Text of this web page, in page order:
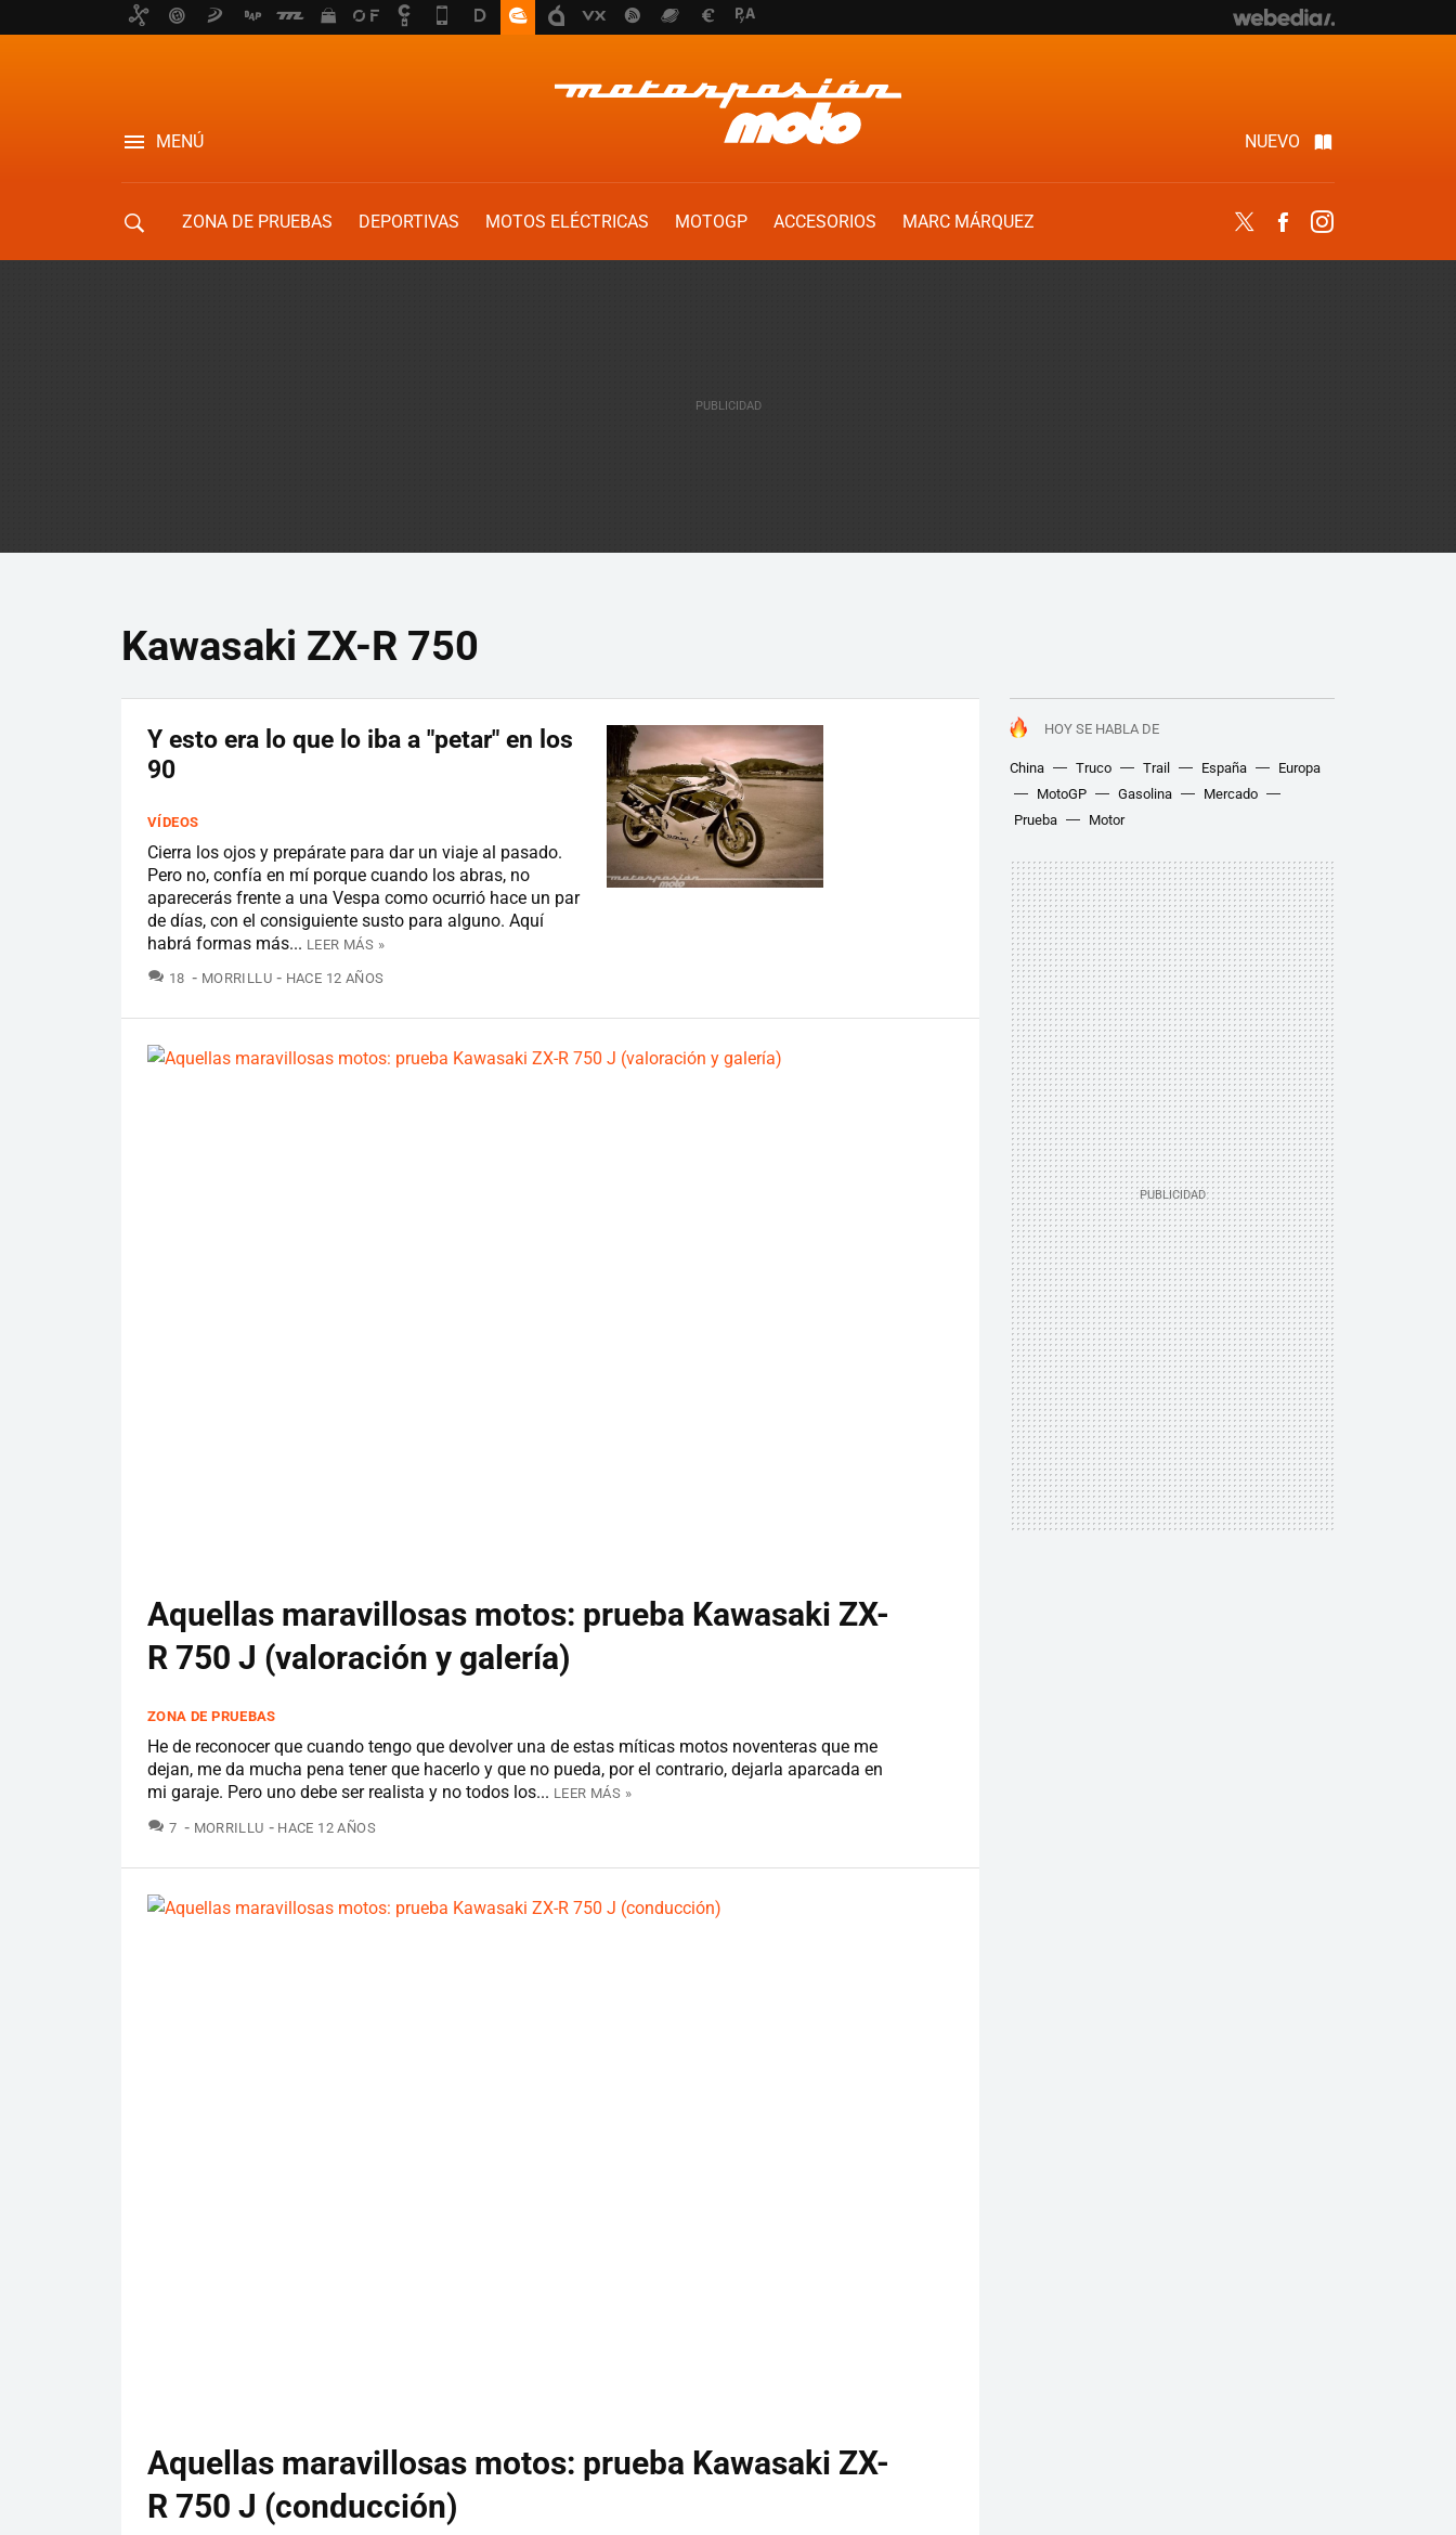
MENÚ NUEVO
ZONA DE PRUEBAS DEPORTIVAS MOTOS ELÉCTRICAS MOTOGP ACCESORIOS
MARC MÁRQUEZ
Twitter Facebook
Kawasaki ZX-R 750
HOY SE HABLA DE
China Truco Trail España
Europa
MotoGP
Gasolina
Mercado
Prueba
Motor
Y esto era lo que lo iba a "petar" en los
90
VÍDEOS
Cierra los ojos y prepárate para dar un viaje al pasado.
Pero no, confía en mí porque cuando los abras, no
aparecerás frente a una Vespa como ocurrió hace un par
de días, con el consiguiente susto para alguno. Aquí
habrá formas más... LEER MÁS »
18 COMENTARIOS
MORRILLU HACE 12 AÑOS
Aquellas maravillosas motos: prueba Kawasaki ZX-
R 750 J (valoración y galería)
ZONA DE PRUEBAS
He de reconocer que cuando tengo que devolver una de estas míticas motos noventeras que me
dejan, me da mucha pena tener que hacerlo y que no pueda, por el contrario, dejarla aparcada en
mi garaje. Pero uno debe ser realista y no todos los... LEER MÁS »
7 COMENTARIOS
MORRILLU HACE 12 AÑOS
Aquellas maravillosas motos: prueba Kawasaki ZX-
R 750 J (conducción)